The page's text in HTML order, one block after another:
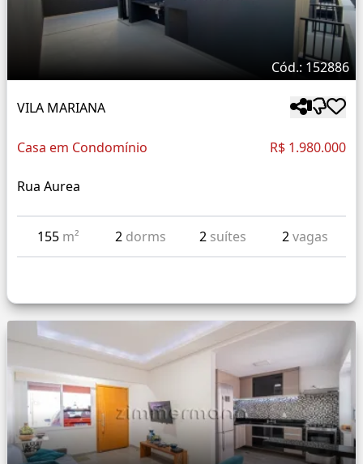
Cód.: 152886
VILA MARIANA
Casa em Condomínio R$ 1.980.000
Rua Aurea
155 m² 2 dorms 2 suítes 2vagas